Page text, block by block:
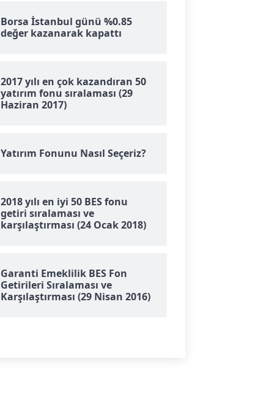
Borsa İstanbul günü %0.85
değer kazanarak kapattı
2017 yılı en çok kazandıran 50
yatırım fonu sıralaması (29
Haziran 2017)
Yatırım Fonunu Nasıl Seçeriz?
2018 yılı en iyi 50 BES fonu
getiri sıralaması ve
karşılaştırması (24 Ocak 2018)
Garanti Emeklilik BES Fon
Getirileri Sıralaması ve
Karşılaştırması (29 Nisan 2016)